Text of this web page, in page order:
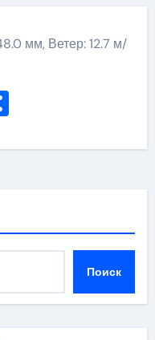
мм, Ветер: 12.7 м/
Отправить
Поиск